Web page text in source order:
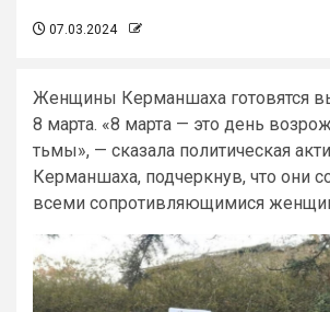
07.03.2024
Женщины Керманшаха готовятся
8 марта. «8 марта — это день
тьмы», — сказала политическая
Керманшаха, подчеркнув, что они
всеми сопротивляющимися